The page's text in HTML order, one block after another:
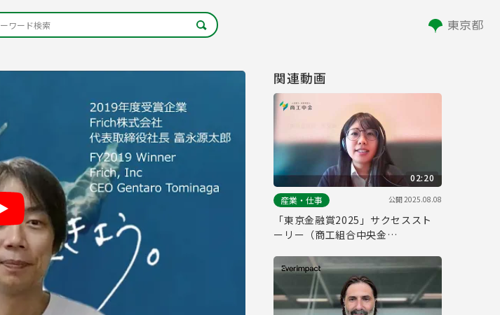
関連動画
02:20
産業・仕事
公開2025.08.08
「東京金融賞2025」サクセススト
ーリー（商工組合中央金
2025" Success Story (The Shoko
Chukin Bank)